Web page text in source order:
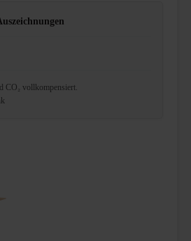
CO₂ vollkompensiert.